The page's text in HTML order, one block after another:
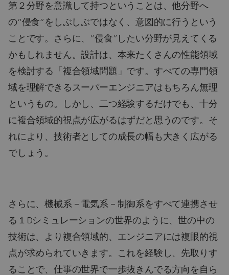
第２分野を意識して持つということは、他分野へ
の“侵食”をしぶしぶではなく、意図的に行うという
ことです。さらに、“侵食”したい分野が見えてくる
かもしれません。設計は、本来たくさんの性能領域
を検討する「複合領域問題」です。すべての専門領
域を理解できるスーパーエンジニアはもちろん無理
というもの。しかし、二つ経験するだけでも、十分
に複合領域的視点が広がるはずだと思うのです。そ
れにより、技術者としての成長の幅も大きく広がる
でしょう。
さらに、機械系－電気系－制御系をすべて連携させ
る１Dシミュレーションの世界のように、世の中の
技術は、より複合領域的、エンジニアには複眼的視
点が求められていきます。これを経験し、先取りす
ることで、仕事の世界で一歩抜きんでる方向を自ら